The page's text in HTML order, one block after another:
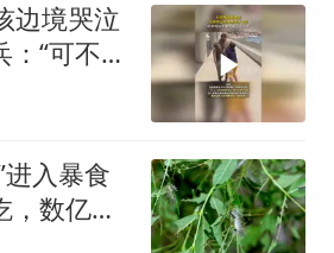
边境哭泣
“可不可
进入暴食
，数亿头